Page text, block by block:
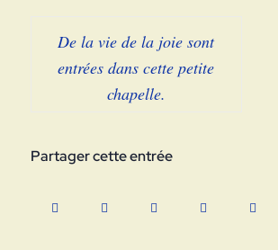
De la vie de la joie sont
entrées dans cette petite
chapelle.
Partager cette entrée